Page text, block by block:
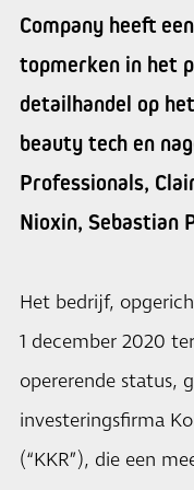
Company heeft
topmerken in het
detailhandel op
beauty tech en
Professionals,
Nioxin, Sebastian
Het bedrijf,
1 december 2020
opererende status,
investeringsfirma
(“KKR”), die een